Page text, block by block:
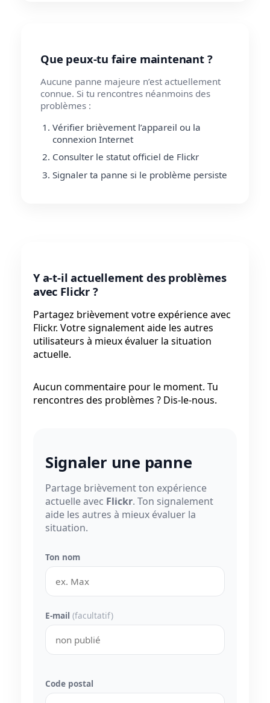
Que peux-tu faire maintenant ?
Aucune panne majeure n’est actuellement
connue. Si tu rencontres néanmoins des
problèmes :
Vérifier brièvement l’appareil ou la
connexion Internet
Consulter le statut officiel de Flickr
Signaler ta panne si le problème persiste
Y a-t-il actuellement des problèmes
avec Flickr ?
Partagez brièvement votre expérience avec
Flickr. Votre signalement aide les autres
utilisateurs à mieux évaluer la situation
actuelle.
Aucun commentaire pour le moment. Tu
rencontres des problèmes ? Dis-le-nous.
Signaler une panne
Partage brièvement ton expérience
actuelle avec Flickr. Ton signalement
aide les autres à mieux évaluer la
situation.
Ton nom
E-mail (facultatif)
Code postal